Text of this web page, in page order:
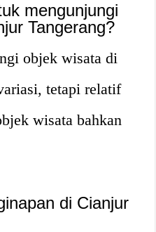
mengunjungi
Tangerang?
objek wisata di
tetapi relatif
wisata bahkan
di Cianjur